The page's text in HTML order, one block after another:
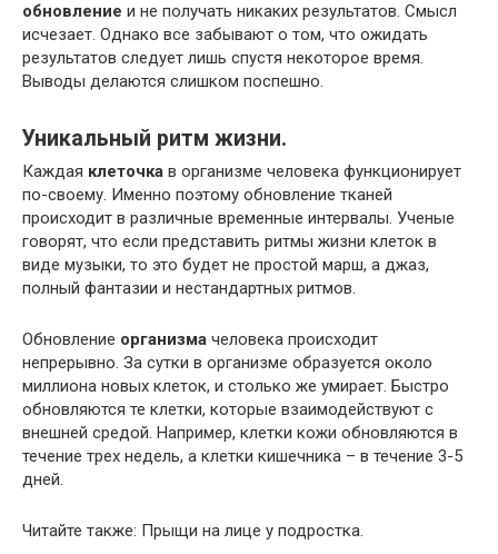
обновление и не получать никаких результатов. Смысл
исчезает. Однако все забывают о том, что ожидать
результатов следует лишь спустя некоторое время.
Выводы делаются слишком поспешно.
Уникальный ритм жизни.
Каждая клеточка в организме человека функционирует
по-своему. Именно поэтому обновление тканей
происходит в различные временные интервалы. Ученые
говорят, что если представить ритмы жизни клеток в
виде музыки, то это будет не простой марш, а джаз,
полный фантазии и нестандартных ритмов.
Обновление организма человека происходит
непрерывно. За сутки в организме образуется около
миллиона новых клеток, и столько же умирает. Быстро
обновляются те клетки, которые взаимодействуют с
внешней средой. Например, клетки кожи обновляются в
течение трех недель, а клетки кишечника – в течение 3-5
дней.
Читайте также: Прыщи на лице у подростка.